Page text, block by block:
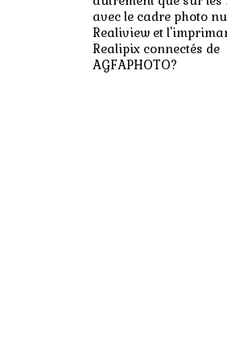
avec le cadre photo
Realiview et
Realipix connectés de
AGFAPHOTO?